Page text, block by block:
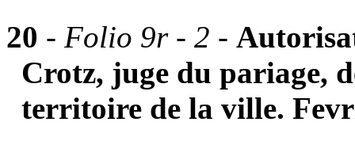
20 - Folio 9r - 2 -
Crotz, juge du pariage,
territoire de la ville.